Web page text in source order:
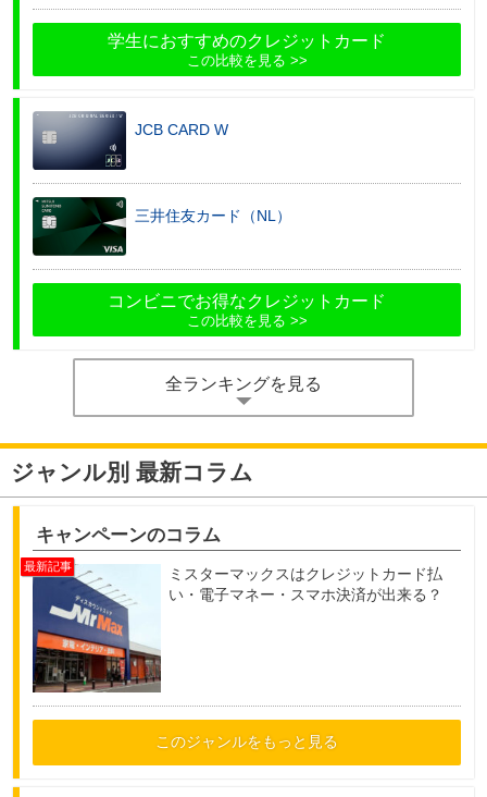
学生におすすめのクレジットカード
この比較を見る
JCB CARD W
三井住友カード（NL）
コンビニでお得なクレジットカード
この比較を見る
全ランキングを見る
ジャンル別 最新コラム
キャンペーンのコラム
ミスターマックスはクレジットカード払
い・電子マネー・スマホ決済が出来る？
このジャンルをもっと見る